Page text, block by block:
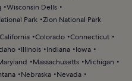
Wisconsin Dells
Park Zion National Park
California Colorado Connecticut
Illinois Indiana
Iowa
Massachusetts
Michigan
Nebraska
Nevada